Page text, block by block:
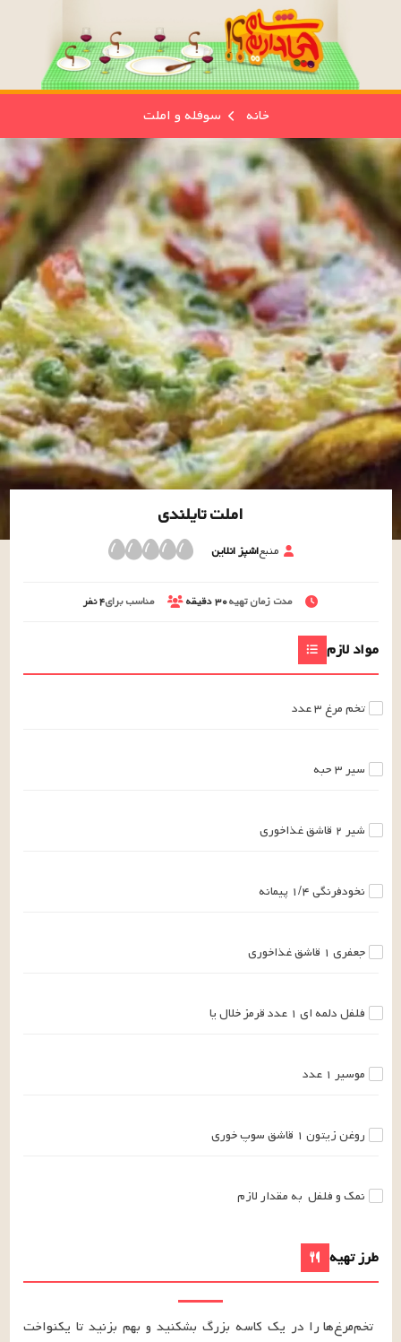
خانه سوفله و املت
املت تایلندی
منبعاشپز انلاین
مدت زمان تهیه۳۰دقیقه مناسب برای۴نفر
مواد لازم
تخم مرغ ۳عدد
سیر ۳حبه
شیر ۲ قاشق غذاخوری
نخودفرنگی۱/۴ پیمانه
جعفری ۱ قاشق غذاخوری
فلفل دلمه ای ۱ عددقرمز خلال یا
موسیر ۱ عدد
روغن زیتون ۱ قاشق سوپ خوری
نمک و فلفل به مقدار لازم
طرز تهیه